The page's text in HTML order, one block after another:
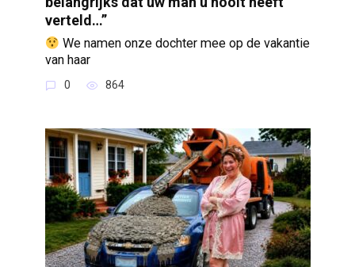
verteld…”
We namen onze dochter mee op de vakantie
van haar
0 864